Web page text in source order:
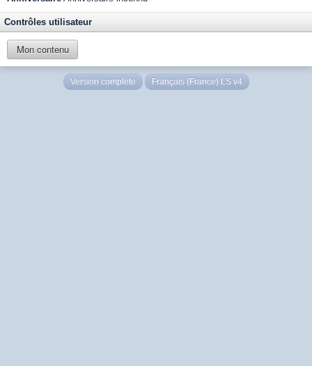
Contrôles utilisateur
Mon contenu
Version complète Français (France) LS v4